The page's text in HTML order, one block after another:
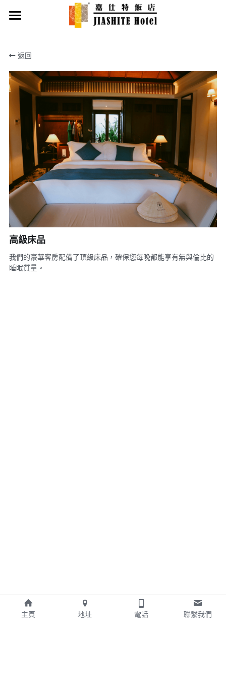
最新優惠
客房類型
繁體中文
繁體中文
English
返回
高級床品
我們的豪華客房配備了頂級床品，確保您每晚都能享有無與倫比的
睡眠質量。
主頁 地址 電話 聯繫我們